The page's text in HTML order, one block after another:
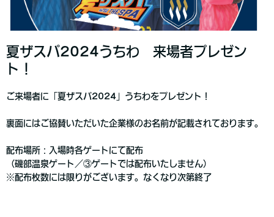
夏ザスパ2024うちわ 来場者プレゼン
ト！
ご来場者に「夏ザスパ2024」うちわをプレゼント！
裏面にはご協賛いただいた企業様のお名前が記載されております。
配布場所：入場時各ゲートにて配布
（磯部温泉ゲート／③ゲートでは配布いたしません）
※配布枚数には限りがございます。なくなり次第終了